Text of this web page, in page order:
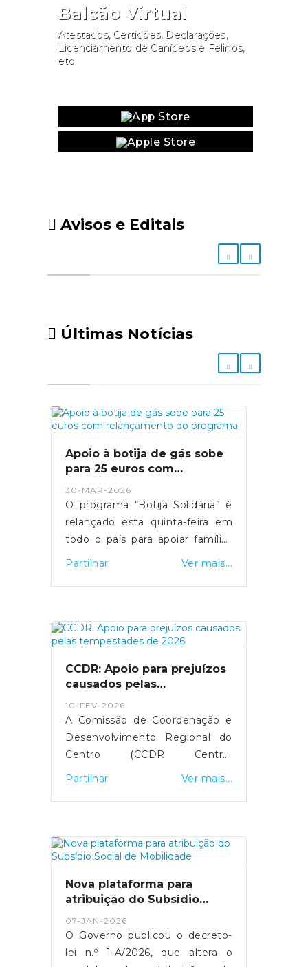
Balcão Virtual
Atestados, Certidões, Declarações,
Licenciamento de Canídeos e Felinos,
etc
Avisos e Editais
Últimas Notícias
Apoio à botija de gás sobe
para 25 euros com
30-MAR-2026
O programa “Botija Solidária” é
relançado esta quinta-feira em
todo o país para apoiar famílias
de gás. O primeiro-ministro Luís
aumento da comparticipação de
15 para 25 euros durante os
justificando a medida com o
impacto da guerra no Médio
Oriente.
Partilhar Ver mais...
CCDR: Apoio para prejuízos
causados pelas
10-FEV-2026
A Comissão de Coordenação e
Desenvolvimento Regional do
Centro (CCDR Centro)
prejuízos resultantes das
afetaram vários concelhos da
Região Centro.O portal destina-
agricultores e municípios,
permitindo a sinalização de
danos em habitações, atividades
económicas, explorações
agrícolas e infraestruturas
Partilhar Ver mais...
Nova plataforma para
atribuição do Subsídio
07-JAN-2026
O Governo publicou o decreto-
lei n.º 1-A/2026, que altera o